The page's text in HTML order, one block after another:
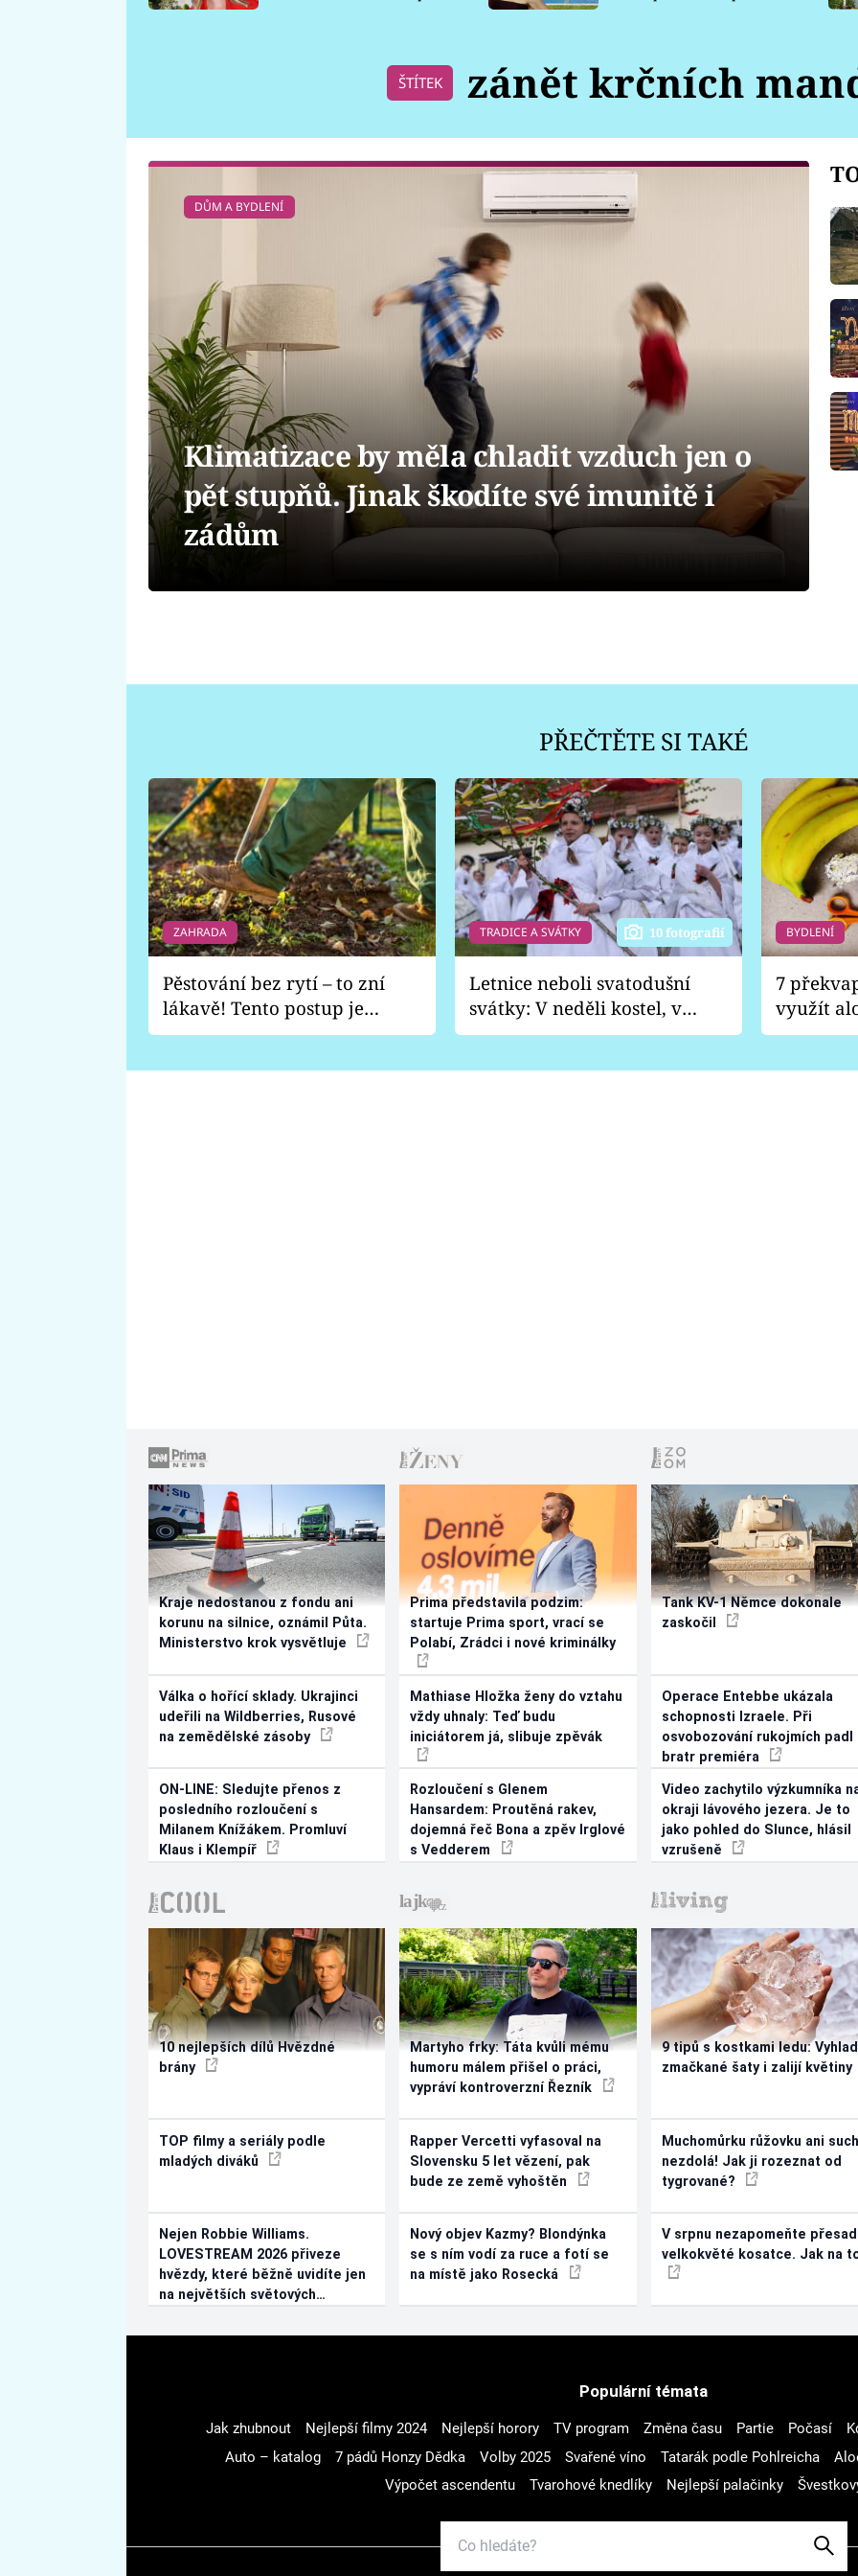
ŠTÍTEK zánět krčních
DŮM A BYDLENÍ
Klimatizace by měla chladit vzduch jen o
pět stupňů. Jinak škodíte své imunitě i
zádům
PŘEČTĚTE SI TAKÉ
ZAHRADA
Pěstování bez rytí – to zní
lákavě! Tento postup je
vhodný jen pro některé
TRADICE A SVÁTKY 10 fotografií
Letnice neboli svatodušní
svátky: V neděli kostel, v
pondělí zábava
BYDLENÍ
7
využít
Kraje nedostanou z fondu ani
korunu na silnice, oznámil Půta.
Ministerstvo krok vysvětluje
Válka o hořící sklady. Ukrajinci
udeřili na Wildberries, Rusové
na zemědělské zásoby
ON-LINE: Sledujte přenos z
posledního rozloučení s
Milanem Knížákem. Promluví
Klaus i Klempíř
Prima představila podzim:
startuje Prima sport, vrací se
Polabí, Zrádci i nové kriminálky
Mathiase Hložka ženy do vztahu
vždy uhnaly: Teď budu
iniciátorem já, slibuje zpěvák
Rozloučení s Glenem
Hansardem: Proutěná rakev,
dojemná řeč Bona a zpěv Irglové
s Vedderem
Tank KV-1 Němce dokonale
zaskočil
Operace Entebbe ukázala
schopnosti Izraele. Při
osvobozování rukojmích padl
bratr premiéra
Video zachytilo výzkumníka
okraji lávového jezera. Je to
jako pohled do Slunce, hlásil
vzrušeně
10 nejlepších dílů Hvězdné
brány
TOP filmy a seriály podle
mladých diváků
Nejen Robbie Williams.
LOVESTREAM 2026 přiveze
hvězdy, které běžně uvidíte jen
na největších světových
Martyho frky: Táta kvůli mému
humoru málem přišel o práci,
vypráví kontroverzní Řezník
Rapper Vercetti vyfasoval na
Slovensku 5 let vězení, pak
bude ze země vyhoštěn
Nový objev Kazmy? Blondýnka
se s ním vodí za ruce a fotí se
na místě jako Rosecká
9 tipů s kostkami ledu:
zmačkané šaty i zalijí květiny
Muchomůrku růžovku ani
nezdolá! Jak ji rozeznat od
tygrované?
V srpnu nezapomeňte
velkokvěté kosatce. Jak na
Populární témata
Jak zhubnout Nejlepší filmy 2024 Nejlepší horory TV program Změna času Partie Počasí
Auto – katalog
7 pádů Honzy Dědka Volby 2025 Svařené víno Tatarák podle Pohlreicha
Výpočet ascendentu
Tvarohové knedlíky Nejlepší palačinky